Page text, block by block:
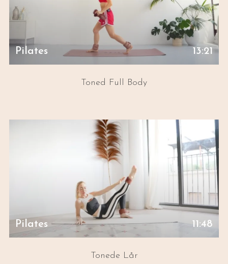
Pilates 13:21
Toned Full Body
Pilates 11:48
Tonede Lår